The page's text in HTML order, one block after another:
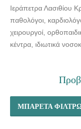
Ιεράπετρα Λασιθίου
παθολόγοι,
χειρουργοί,
κέντρα, ιδιωτικά
ΜΠΑΡΈΤΑ